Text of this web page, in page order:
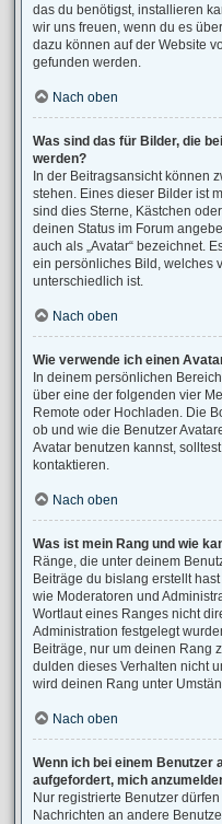
das du benötigst, installieren
wir uns freuen, wenn du es
dazu können auf der Website
gefunden werden.
Nach oben
Was sind das für Bilder, die
werden?
In der Beitragsansicht können
stehen. Eines dieser Bilder ist
sind dies Sterne, Kästchen
deinen Status im Forum
auch als „Avatar“ bezeichnet.
ein persönliches Bild, welches
unterschiedlich ist.
Nach oben
Wie verwende ich einen
In deinem persönlichen
über eine der folgenden vier
Remote oder Hochladen. Die
ob und wie die Benutzer
Avatar benutzen kannst,
kontaktieren.
Nach oben
Was ist mein Rang und wie
Ränge, die unter deinem
Beiträge du bislang erstellt
wie Moderatoren und
Wortlaut eines Ranges nicht
Administration festgelegt
Beiträge, nur um deinen Rang
dulden dieses Verhalten nicht
wird deinen Rang unter
Nach oben
Wenn ich bei einem Benutzer
aufgefordert, mich
Nur registrierte Benutzer
Nachrichten an andere